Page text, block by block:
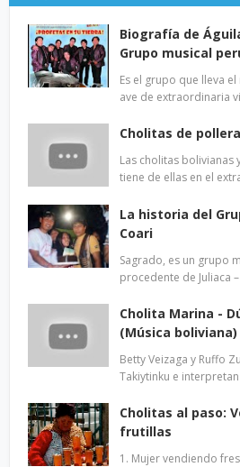
Biografía de
Grupo musical
Es el grupo que lleva
ave de extraordinaria
Cholitas de
Las cholitas bolivianas
tiene de ellas en el
La historia del
Coari
Sagrado, es un grupo
procedente de Juliaca
Cholita Marina -
(Música boliviana)
Betty Veizaga y Ruffo
Takiytinku e
Cholitas al paso:
frutillas
1. Mujer vendiendo